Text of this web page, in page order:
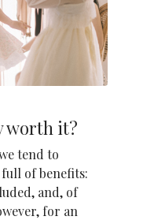
worth it?
tend to
of benefits:
and, of
for an